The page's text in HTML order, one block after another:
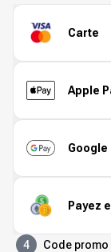
Carte
Apple
Google
Payez
4 Code promo